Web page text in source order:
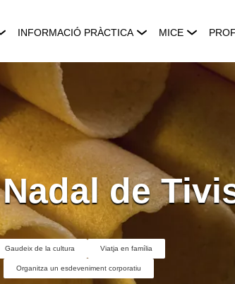
INFORMACIÓ PRÀCTICA MICE
de
Gaudeix de la cultura Viatja en família
Organitza un esdeveniment corporatiu